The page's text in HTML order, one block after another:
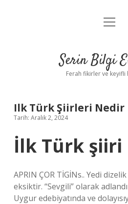
Anasayfa
Yasal
menüyü
Serin Bilgi
Ferah fikirler ve keyifli
Ilk Türk Şiirleri Nedir
Tarih: Aralık 2, 2024
İlk Türk şiiri
APRIN ÇOR TİGİNs.. Yedi
eksiktir. “Sevgili” olarak
Uygur edebiyatında ve